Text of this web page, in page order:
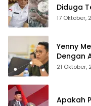
Diduga
Non Job
17 Oktober,
Yenny
21 Oktober,
Apakah